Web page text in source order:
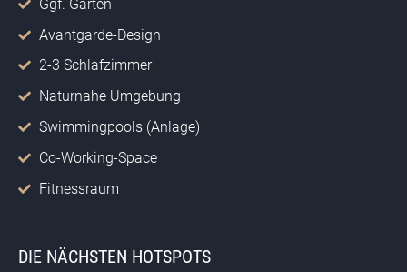
Ggf. Garten
Avantgarde-Design
2-3 Schlafzimmer
Naturnahe Umgebung
Swimmingpools (Anlage)
Co-Working-Space
Fitnessraum
DIE NÄCHSTEN HOTSPOTS